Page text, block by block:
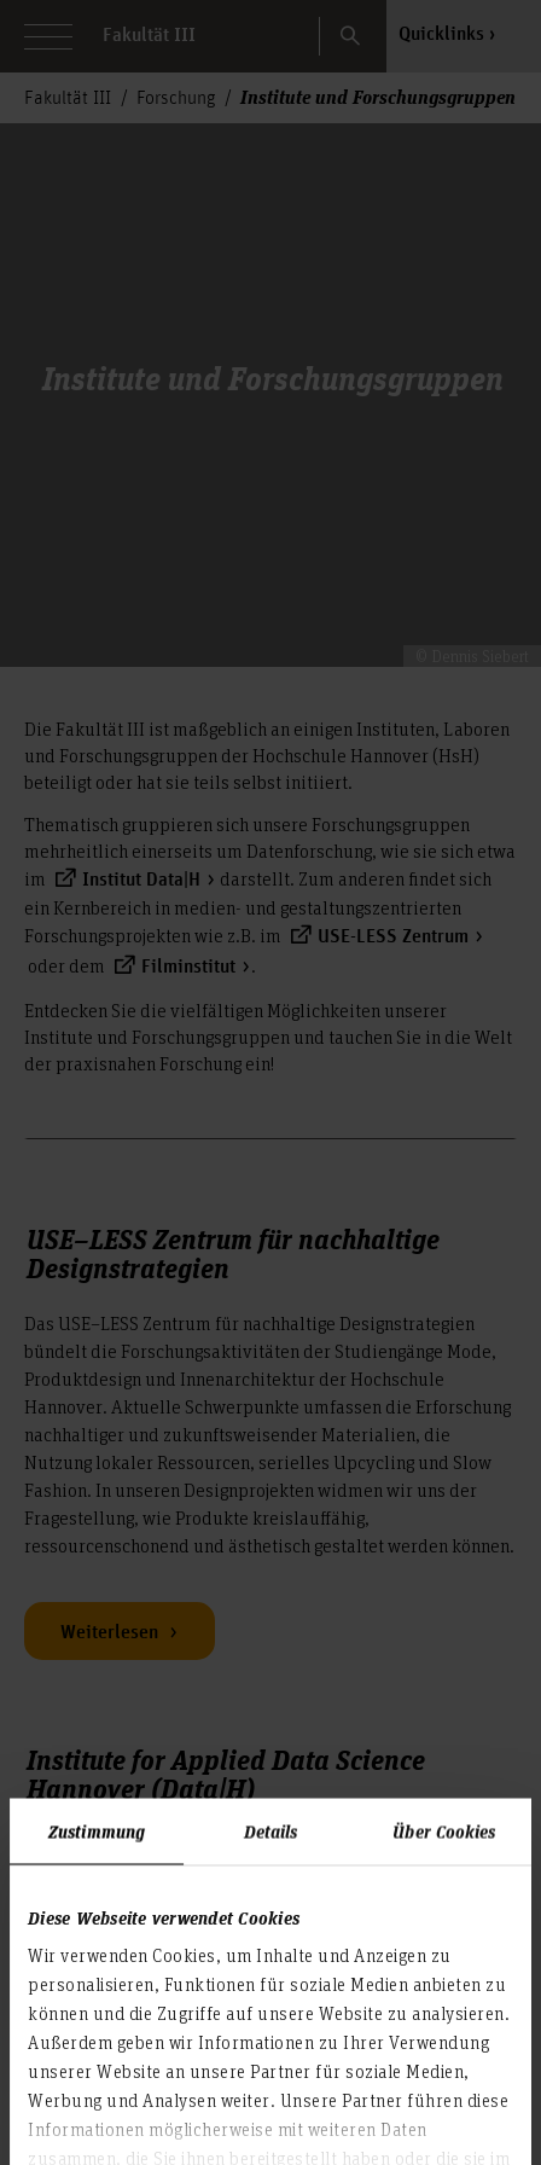
Zustimmung Details Über Cookies
Diese Webseite verwendet Cookies
Wir verwenden Cookies, um Inhalte und Anzeigen zu
personalisieren, Funktionen für soziale Medien anbieten zu
können und die Zugriffe auf unsere Website zu analysieren.
Außerdem geben wir Informationen zu Ihrer Verwendung
unserer Website an unsere Partner für soziale Medien,
Werbung und Analysen weiter. Unsere Partner führen diese
Informationen möglicherweise mit weiteren Daten
zusammen, die Sie ihnen bereitgestellt haben oder die sie im
Fakultät III Search Quicklinks
Fakultät III Forschung Institute und Forschungsgruppen
Institute und Forschungsgruppen
Die Fakultät III ist maßgeblich an einigen Instituten, Laboren
und Forschungsgruppen der Hochschule Hannover (HsH)
beteiligt oder hat sie teils selbst initiiert.
Thematisch gruppieren sich unsere Forschungsgruppen
mehrheitlich einerseits um Datenforschung, wie sie sich etwa
im
Institut Data|H
darstellt. Zum anderen findet sich
ein Kernbereich in medien- und gestaltungszentrierten
Forschungsprojekten wie z.B. im
USE-LESS Zentrum
oder dem Filminstitut
.
Entdecken Sie die vielfältigen Möglichkeiten unserer
Institute und Forschungsgruppen und tauchen Sie in die Welt
der praxisnahen Forschung ein!
USE–LESS Zentrum für nachhaltige
Designstrategien
Das USE–LESS Zentrum für nachhaltige Designstrategien
bündelt die Forschungsaktivitäten der Studiengänge Mode,
Produktdesign und Innenarchitektur der Hochschule
Hannover. Aktuelle Schwerpunkte umfassen die Erforschung
nachhaltiger und zukunftsweisender Materialien, die
Nutzung lokaler Ressourcen, serielles Upcycling und Slow
Fashion. In unseren Designprojekten widmen wir uns der
Fragestellung, wie Produkte kreislauffähig,
ressourcenschonend und ästhetisch gestaltet werden können.
Weiterlesen
Institute for Applied Data Science
Hannover (Data|H)
Data|H bündelt die umfangreichen methodischen,
technologischen, rechtlichen und anwendungsbezogenen
Science.
Weiterlesen
Filminstitut Hannover